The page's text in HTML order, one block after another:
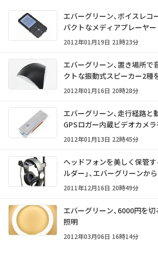
エバーグリーン、ボイスレコ
パクトなメディアプレーヤー
2012年01月19日 21時23分
エバーグリーン、置き場所で
クトな振動式スピーカー2種
2012年01月16日 20時28分
エバーグリーン、走行経路と
GPSロガー内蔵ビデオカメ
2012年01月13日 22時45分
ヘッドフォンを美しく保管す
ルダー」、エバーグリーンから
2011年12月16日 20時49分
エバーグリーン、6000円を
照明
2012年03月06日 16時14分